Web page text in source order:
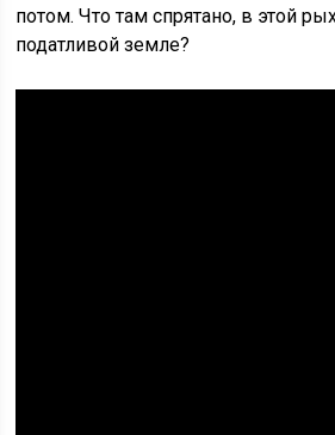
потом. Что там спрятано, в этой
податливой земле?